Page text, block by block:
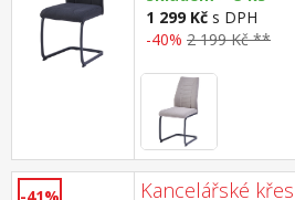
1 299 Kč s DPH
-40% 2 199 Kč **
Kancelářské